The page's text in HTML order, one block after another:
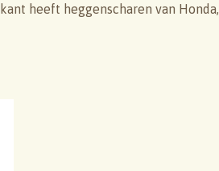
heeft heggenscharen van Honda,